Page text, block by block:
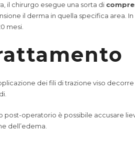
il chirurgo esegue una sorta di
il derma in quella specifica area.
mesi.
dei fili di trazione viso
post-operatorio è possibile accusare
dell’edema.